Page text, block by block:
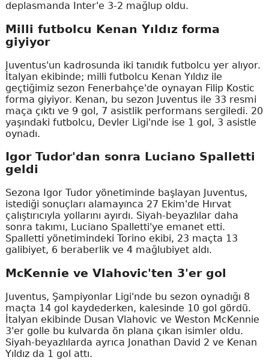
deplasmanda Inter'e 3-2 mağlup oldu.
Milli futbolcu Kenan Yıldız forma
giyiyor
Juventus'un kadrosunda iki tanıdık futbolcu yer alıyor.
İtalyan ekibinde; milli futbolcu Kenan Yıldız ile
geçtiğimiz sezon Fenerbahçe'de oynayan Filip Kostic
forma giyiyor. Kenan, bu sezon Juventus ile 33 resmi
maça çıktı ve 9 gol, 7 asistlik performans sergiledi. 20
yaşındaki futbolcu, Devler Ligi'nde ise 1 gol, 3 asistle
oynadı.
Igor Tudor'dan sonra Luciano Spalletti
geldi
Sezona Igor Tudor yönetiminde başlayan Juventus,
istediği sonuçları alamayınca 27 Ekim'de Hırvat
çalıştırıcıyla yollarını ayırdı. Siyah-beyazlılar daha
sonra takımı, Luciano Spalletti'ye emanet etti.
Spalletti yönetimindeki Torino ekibi, 23 maçta 13
galibiyet, 6 beraberlik ve 4 mağlubiyet aldı.
McKennie ve Vlahovic'ten 3'er gol
Juventus, Şampiyonlar Ligi'nde bu sezon oynadığı 8
maçta 14 gol kaydederken, kalesinde 10 gol gördü.
İtalyan ekibinde Dusan Vlahovic ve Weston McKennie
3'er golle bu kulvarda ön plana çıkan isimler oldu.
Siyah-beyazlılarda ayrıca Jonathan David 2 ve Kenan
Yıldız da 1 gol attı.